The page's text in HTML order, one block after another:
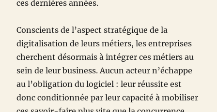
ces dernières années.
Conscients de l’aspect stratégique de la
digitalisation de leurs métiers, les entreprises
cherchent désormais à intégrer ces métiers au
sein de leur business. Aucun acteur n’échappe
au l’obligation du logiciel : leur réussite est
donc conditionnée par leur capacité à mobiliser